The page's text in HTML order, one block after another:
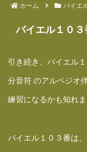
ホーム バイエ
バイエル１０３
引き続き、バイエル
分音符 のアルペジオ
練習になるかも知れま
バイエル１０３番は